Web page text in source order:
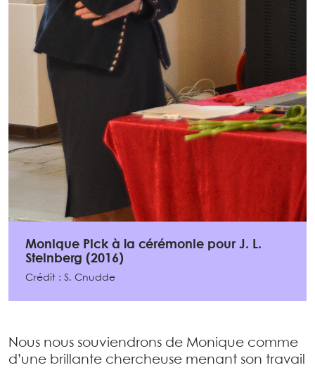
Monique Pick à la cérémonie pour J. L.
Steinberg (2016)
Crédit : S. Cnudde
Nous nous souviendrons de Monique comme
d’une brillante chercheuse menant son travail